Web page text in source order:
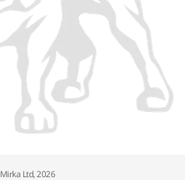
Mirka Ltd, 2026